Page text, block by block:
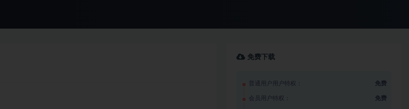
免费下载
普通用户用户特权： 免费
会员用户特权： 免费